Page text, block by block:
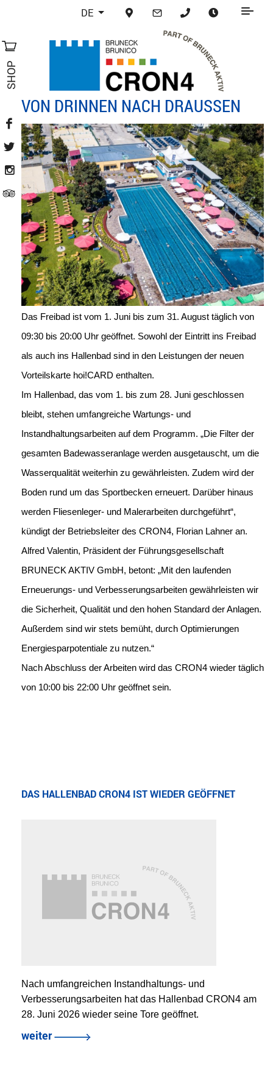
DE
SHOP
VON DRINNEN NACH DRAUSSEN
Das Freibad ist vom 1. Juni bis zum 31. August täglich von
09:30 bis 20:00 Uhr geöffnet. Sowohl der Eintritt ins Freibad
als auch ins Hallenbad sind in den Leistungen der neuen
Vorteilskarte hoi!CARD enthalten.
Im Hallenbad, das vom 1. bis zum 28. Juni geschlossen
bleibt, stehen umfangreiche Wartungs- und
Instandhaltungsarbeiten auf dem Programm. „Die Filter der
gesamten Badewasseranlage werden ausgetauscht, um die
Wasserqualität weiterhin zu gewährleisten. Zudem wird der
Boden rund um das Sportbecken erneuert. Darüber hinaus
werden Fliesenleger- und Malerarbeiten durchgeführt“,
kündigt der Betriebsleiter des CRON4, Florian Lahner an.
Alfred Valentin, Präsident der Führungsgesellschaft
BRUNECK AKTIV GmbH, betont: „Mit den laufenden
Erneuerungs- und Verbesserungsarbeiten gewährleisten wir
die Sicherheit, Qualität und den hohen Standard der Anlagen.
Außerdem sind wir stets bemüht, durch Optimierungen
Energiesparpotentiale zu nutzen.“
Nach Abschluss der Arbeiten wird das CRON4 wieder täglich
von 10:00 bis 22:00 Uhr geöffnet sein.
DAS HALLENBAD CRON4 IST WIEDER GEÖFFNET
Nach umfangreichen Instandhaltungs- und
Verbesserungsarbeiten hat das Hallenbad CRON4 am
28. Juni 2026 wieder seine Tore geöffnet.
weiter